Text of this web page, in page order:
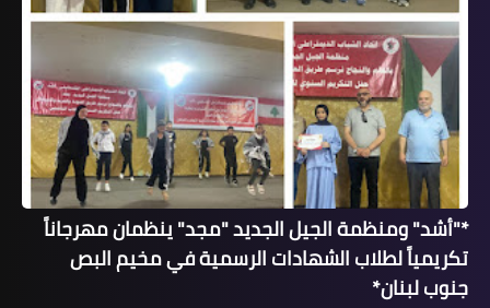
منوعات
اجتماع طارئ للفصائل الفلسطينية في
مقر سفارة فلسطين
*"أشد" ومنظمة الجيل الجديد "مجد" ينظمان مهرجاناً
تكريمياً لطلاب الشهادات الرسمية في مخيم البص
جنوب لبنان*